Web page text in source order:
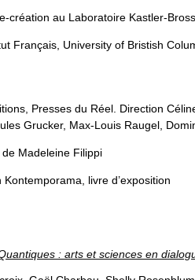
création au Laboratoire Kastler-
Français, University of Bristish
Presses du Réel. Direction
Grucker, Max-Louis Raugel,
Madeleine Filippi
livre d’exposition
: arts et sciences en